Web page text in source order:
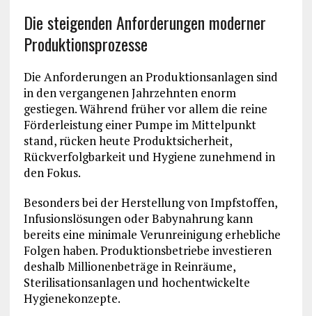
Die steigenden Anforderungen moderner
Produktionsprozesse
Die Anforderungen an Produktionsanlagen sind
in den vergangenen Jahrzehnten enorm
gestiegen. Während früher vor allem die reine
Förderleistung einer Pumpe im Mittelpunkt
stand, rücken heute Produktsicherheit,
Rückverfolgbarkeit und Hygiene zunehmend in
den Fokus.
Besonders bei der Herstellung von Impfstoffen,
Infusionslösungen oder Babynahrung kann
bereits eine minimale Verunreinigung erhebliche
Folgen haben. Produktionsbetriebe investieren
deshalb Millionenbeträge in Reinräume,
Sterilisationsanlagen und hochentwickelte
Hygienekonzepte.